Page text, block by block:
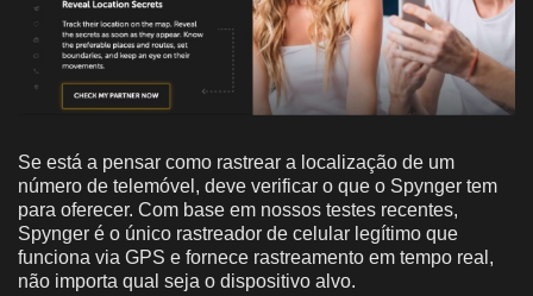
Se está a pensar como rastrear a localização de um
número de telemóvel, deve verificar o que o Spynger tem
para oferecer. Com base em nossos testes recentes,
Spynger é o único rastreador de celular legítimo que
funciona via GPS e fornece rastreamento em tempo real,
não importa qual seja o dispositivo alvo.